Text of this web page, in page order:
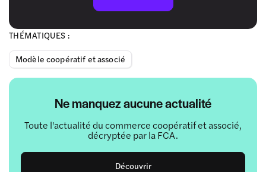
THÉMATIQUES :
Modèle coopératif et associé
Ne manquez aucune actualité
Toute l'actualité du commerce coopératif et associé,
décryptée par la FCA.
Découvrir